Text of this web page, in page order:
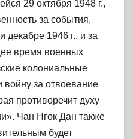
29 октября 1948 г.,
за события,
1946 г., и за
время военных
колониальные
за отвоевание
противоречит духу
Чан Нгок Дан также
будет